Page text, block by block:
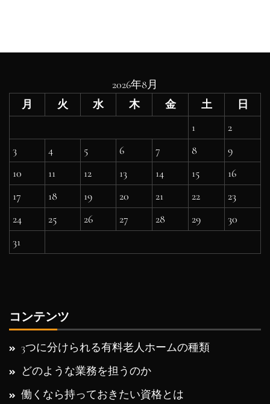
2026年8月
月
火 水 木 金 土
日
1
2
3
4 5 6 7 8
9
10
11 12 13 14 15
16
17
18 19 20 21 22
23
24
25 26 27 28 29
30
31
コンテンツ
3つに分けられる有料老人ホームの種類
どのような業務を担うのか
働くなら持っておきたい資格とは